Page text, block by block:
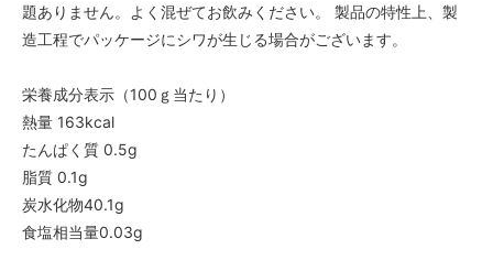
題ありません。よく混ぜてお飲みください。 製品の特性上、製
造工程でパッケージにシワが生じる場合がございます。
栄養成分表示（100ｇ当たり）
熱量 163kcal
たんぱく質 0.5g
脂質 0.1g
炭水化物40.1g
食塩相当量0.03g